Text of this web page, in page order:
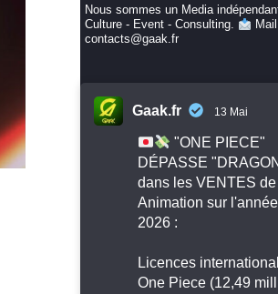
Nous sommes un Media
Culture - Event - Consulting.
contacts@gaak.fr
Gaak.fr 13 Mai
"ONE PIECE"
DÉPASSE
dans les VENTES de
Animation sur
2026 :
Licences
One Piece (12,49